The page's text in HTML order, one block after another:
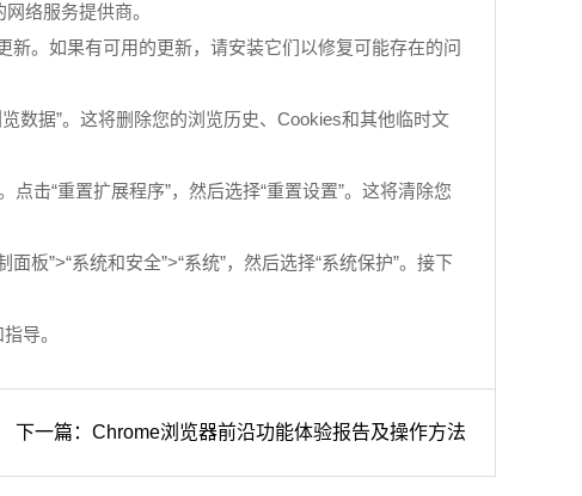
络服务提供商。
。如果有可用的更新，请安装它们以修复可能存在的问
数据”。这将删除您的浏览历史、Cookies和其他临时文
击“重置扩展程序”，然后选择“重置设置”。这将清除您
板”>“系统和安全”>“系统”，然后选择“系统保护”。接下
导。
下一篇：Chrome浏览器前沿功能体验报告及操作方法